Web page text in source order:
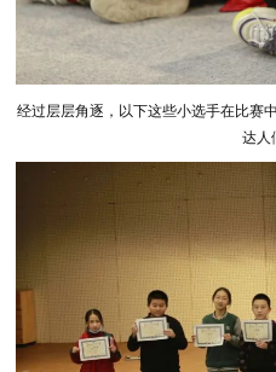
经过层层角逐，以下这些小选手在比赛
达人